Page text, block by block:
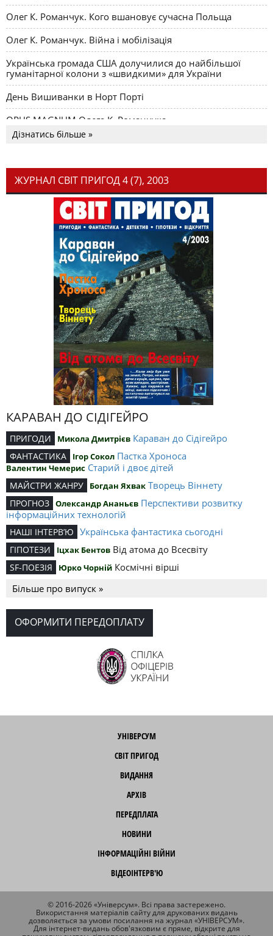
Олег К. Романчук. Кого вшановує сучасна Польща
Олег К. Романчук. Війна і мобілізація
Українська громада США долучилися до найбільшої
гуманітарної колони з «швидкими» для України
День Вишиванки в Норт Порті
OPUS MAGNUM Олега К. Романчука
Дізнатись більше »
ЖУРНАЛ СВІТ ПРИГОД 4 (7), 2003
КАРАВАН ДО СІДІГЕЙРО
ПРИГОДИ Микола Дмитрієв Караван до Сідігейро
ФАНТАСТИКА Ігор Сокол Пастка Хроноса
Валентин Чемерис Старий і двоє дітей
МАЙСТРИ ЖАНРУ Богдан Яхвак Творець Віннету
ПРОГНОЗ Олександр Ананьєв Перспективи розвитку
інформаційних технологій
НАШІ ІНТЕРВ’Ю Українська фантастика сьогодні
ГІПОТЕЗИ Іцхак Бентов Від атома до Всесвіту
SF-ПОЕЗІЯ Юрко Чорній Космічні вірші
Більше про випуск »
ОФОРМИТИ ПЕРЕДОПЛАТУ
УНІВЕРСУМ
СВІТ ПРИГОД
ВИДАННЯ
АРХІВ
ПЕРЕДПЛАТА
НОВИНИ
ІНФОРМАЦІЙНІ ВІЙНИ
ВІДЕОІНТЕРВ'Ю
© 2016-2026 «Універсум». Всі права застережено.
Використання матеріалів сайту для друкованих видань
дозволяється за умови посилання на журнал «УНІВЕРСУМ».
Для інтернет-видань обов'язковим є пряме, відкрите для